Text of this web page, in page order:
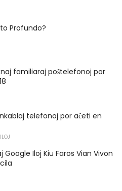
Profundo?
familiaraj poŝtelefonoj por
telefonoj por aĉeti en
Google Iloj Kiu Faros Vian Vivon